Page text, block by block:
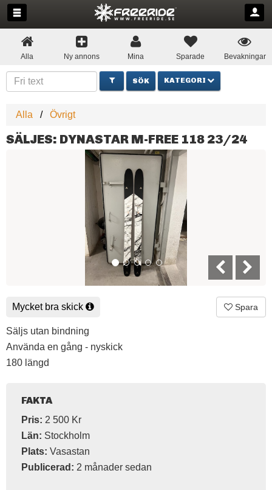
Alla Ny annons Mina Sparade Bevakningar
KATEGORI
Alla Övrigt
SÄLJES: DYNASTAR M-FREE 118 23/24
Spara
Mycket bra skick
Säljs utan bindning
Använda en gång - nyskick
180 längd
FAKTA
Pris: 2 500 Kr
Län: Stockholm
Plats: Vasastan
Publicerad: 2 månader sedan